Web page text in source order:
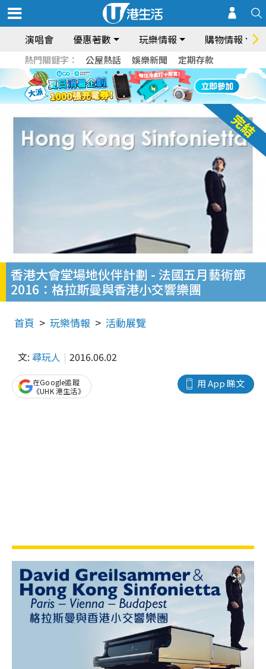
演唱會 優惠著數 玩樂情報 購物情報
熱門關鍵字： 公屋熱話 娛樂新聞 定期存款
香港大會堂場地伙伴計劃 - 法國五月藝術節
2016：格拉斯曼與香港小交響樂團
首頁 玩樂情報 活動展覽
文: 尋玩人 2016.06.02
用 App 睇文
在Google追蹤
《UHK 港生活》